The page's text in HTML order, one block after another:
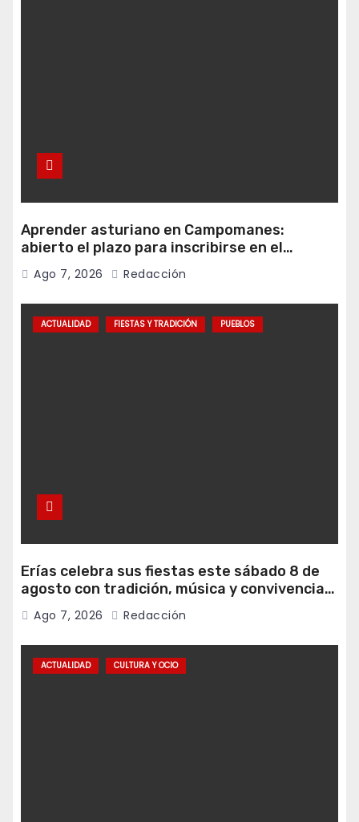
Aprender asturiano en Campomanes:
abierto el plazo para inscribirse en el
programa Falamos
Ago 7, 2026 Redacción
ACTUALIDAD FIESTAS Y TRADICIÓN PUEBLOS
Erías celebra sus fiestas este sábado 8 de
agosto con tradición, música y convivencia
vecinal
Ago 7, 2026 Redacción
ACTUALIDAD CULTURA Y OCIO